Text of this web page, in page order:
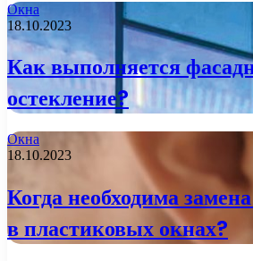
Окна
18.10.2023
Как выполняется
остекление?
Окна
18.10.2023
Когда необходима
в пластиковых окнах?